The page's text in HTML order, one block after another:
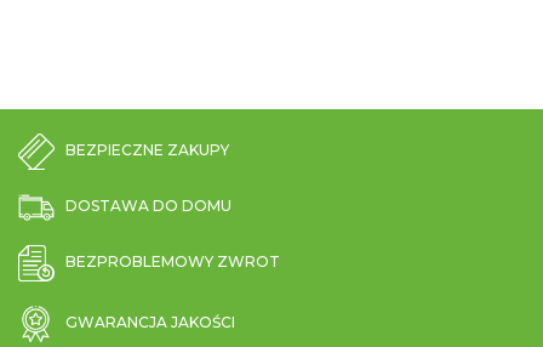
BEZPIECZNE ZAKUPY
DOSTAWA DO DOMU
BEZPROBLEMOWY ZWROT
GWARANCJA JAKOŚCI